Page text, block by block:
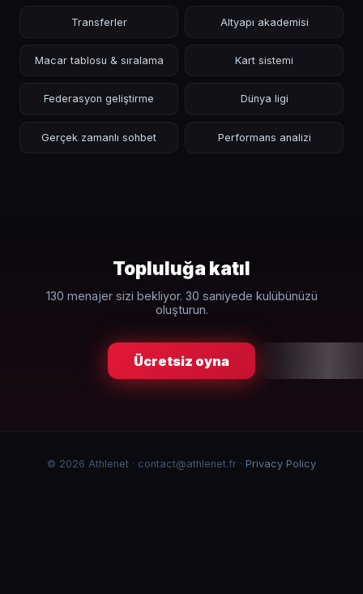
Transferler Altyapı akademisi
Macar tablosu & sıralama Kart sistemi
Federasyon geliştirme Dünya ligi
Gerçek zamanlı sohbet Performans analizi
Topluluğa katıl
130 menajer sizi bekliyor. 30 saniyede kulübünüzü
oluşturun.
Ücretsiz oyna
© 2026 Athlenet · contact@athlenet.fr · Privacy Policy